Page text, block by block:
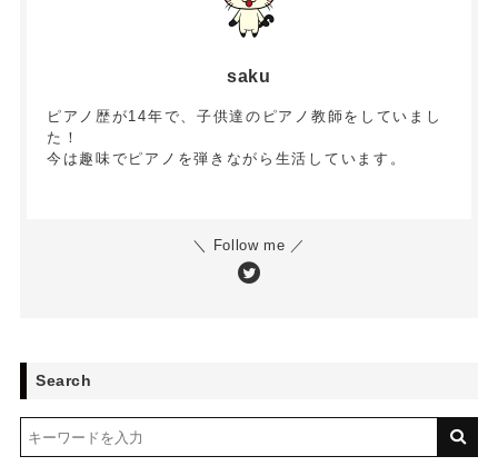
saku
ピアノ歴が14年で、子供達のピアノ教師をしていまし
た！
今は趣味でピアノを弾きながら生活しています。
＼ Follow me ／
Search